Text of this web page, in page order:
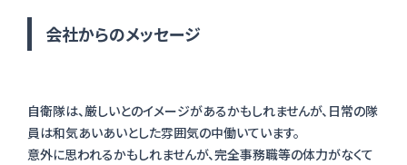
会社からのメッセージ
自衛隊は、厳しいとのイメージがあるかもしれませんが、日常の隊
員は和気あいあいとした雰囲気の中働いています。
意外に思われるかもしれませんが、完全事務職等の体力がなくて